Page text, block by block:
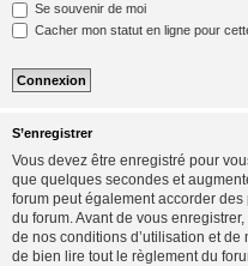
Se souvenir de moi
Cacher mon statut en ligne pour
S’enregistrer
Vous devez être enregistré pour
que quelques secondes et
forum peut également accorder
du forum. Avant de vous
de nos conditions d’utilisation et
de bien lire tout le règlement du